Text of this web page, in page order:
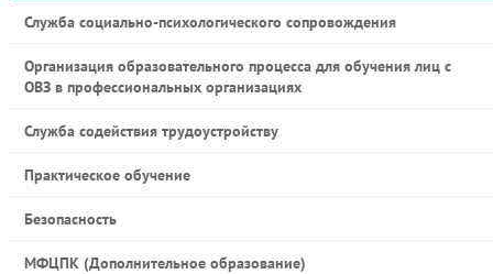
Служба социально-психологического сопровождения
Организация образовательного процесса для обучения лиц с
ОВЗ в профессиональных организациях
Служба содействия трудоустройству
Практическое обучение
Безопасность
МФЦПК (Дополнительное образование)